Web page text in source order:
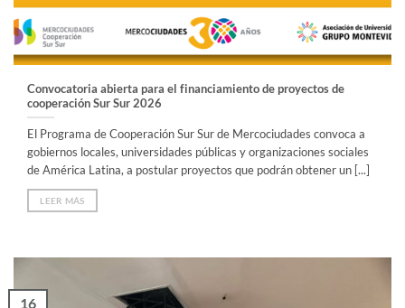
Convocatoria abierta para el financiamiento de proyectos de
cooperación Sur Sur 2026
El Programa de Cooperación Sur Sur de Mercociudades convoca a
gobiernos locales, universidades públicas y organizaciones sociales
de América Latina, a postular proyectos que podrán obtener un [...]
LEER MÁS
16